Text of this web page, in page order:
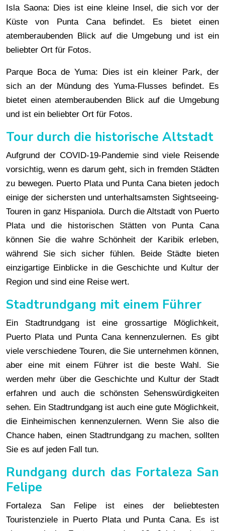
Isla Saona: Dies ist eine kleine Insel, die sich vor der
Küste von Punta Cana befindet. Es bietet einen
atemberaubenden Blick auf die Umgebung und ist ein
beliebter Ort für Fotos.
Parque Boca de Yuma: Dies ist ein kleiner Park, der
sich an der Mündung des Yuma-Flusses befindet. Es
bietet einen atemberaubenden Blick auf die Umgebung
und ist ein beliebter Ort für Fotos.
Tour durch die historische Altstadt
Aufgrund der COVID-19-Pandemie sind viele Reisende
vorsichtig, wenn es darum geht, sich in fremden Städten
zu bewegen. Puerto Plata und Punta Cana bieten jedoch
einige der sichersten und unterhaltsamsten Sightseeing-
Touren in ganz Hispaniola. Durch die Altstadt von Puerto
Plata und die historischen Stätten von Punta Cana
können Sie die wahre Schönheit der Karibik erleben,
während Sie sich sicher fühlen. Beide Städte bieten
einzigartige Einblicke in die Geschichte und Kultur der
Region und sind eine Reise wert.
Stadtrundgang mit einem Führer
Ein Stadtrundgang ist eine grossartige Möglichkeit,
Puerto Plata und Punta Cana kennenzulernen. Es gibt
viele verschiedene Touren, die Sie unternehmen können,
aber eine mit einem Führer ist die beste Wahl. Sie
werden mehr über die Geschichte und Kultur der Stadt
erfahren und auch die schönsten Sehenswürdigkeiten
sehen. Ein Stadtrundgang ist auch eine gute Möglichkeit,
die Einheimischen kennenzulernen. Wenn Sie also die
Chance haben, einen Stadtrundgang zu machen, sollten
Sie es auf jeden Fall tun.
Rundgang durch das Fortaleza San
Felipe
Fortaleza San Felipe ist eines der beliebtesten
Touristenziele in Puerto Plata und Punta Cana. Es ist